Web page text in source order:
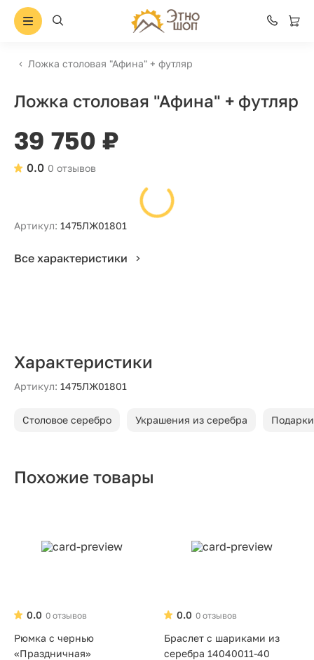
Ложка столовая "Афина" + футляр
Ложка столовая "Афина" + футляр
39 750 ₽
0 отзывов
0.0
Артикул: 1475ЛЖ01801
Все характеристики
Характеристики
Артикул: 1475ЛЖ01801
Столовое серебро Украшения из серебра
Похожие товары
0 отзывов
0.0
Рюмка с чернью
«Праздничная»
0 отзывов
0.0
Браслет с шариками из
серебра 14040011-40